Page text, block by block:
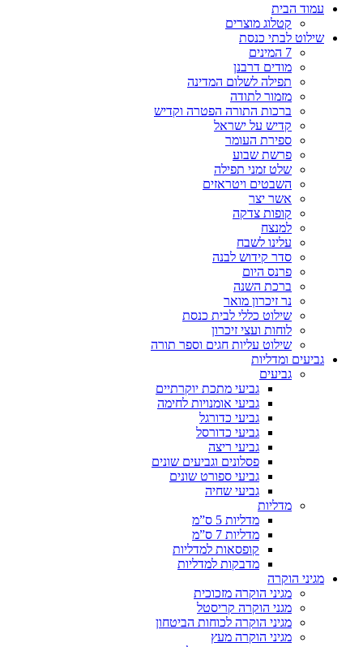
עמוד הבית
קטלוג מוצרים
שילוט לבתי כנסת
7 המינים
מודים דרבנן
תפילה לשלום המדינה
מזמור לתודה
ברכות התורה הפטרה וקדיש
קדיש על ישראל
ספירת העומר
פרשת שבוע
שלט זמני תפילה
השבטים ויטראזים
אשר יצר
קופות צדקה
למנצח
עלינו לשבח
סדר קידוש לבנה
פרנס היום
ברכת השנה
נר זיכרון מואר
שילוט כללי לבית כנסת
לוחות ועצי זיכרון
שילוט עליות חגים וספר תורה
גביעים ומדליות
גביעים
גביעי מתכת יוקרתיים
גביעי אומנויות לחימה
גביעי כדורגל
גביעי כדורסל
גביעי ריצה
פסלונים וגביעים שונים
גביעי ספורט שונים
גביעי שחיה
מדליות
מדליות 5 ס”מ
מדליות 7 ס”מ
קופסאות למדליות
מדבקות למדליות
מגיני הוקרה
מגיני הוקרה מזכוכית
מגני הוקרה קריסטל
מגיני הוקרה לכוחות הביטחון
מגיני הוקרה מעץ